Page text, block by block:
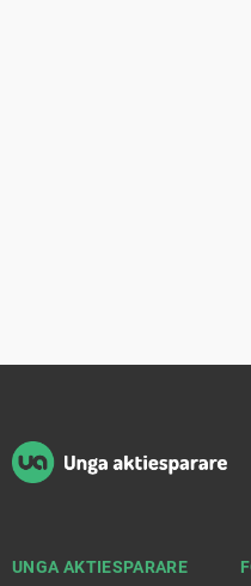
UNGA AKTIESPARARE